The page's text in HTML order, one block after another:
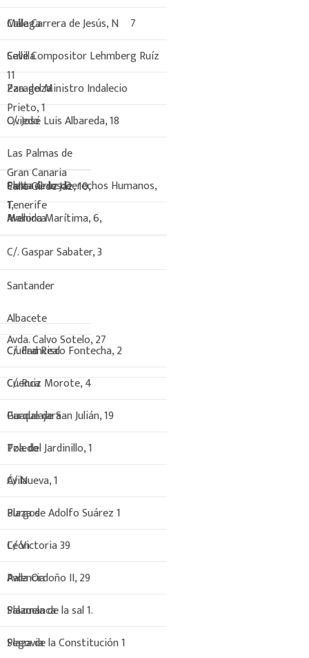
Calle Carrera de Jesús, Nº 7
Málaga
Calle Compositor Lehmberg Ruíz
11
Sevilla
Pza. del Ministro Indalecio
Prieto, 1
Zaragoza
C/. José Luis Albareda, 18
Oviedo
Calle Gil de Jaz, 10,
Las Palmas de
Gran Canaria
Plaza de los Derechos Humanos,
1,
Santa Cruz de
Tenerife
Avenida Marítima, 6,
Mallorca
C/. Gaspar Sabater, 3
Santander
Avda. Calvo Sotelo, 27
Albacete
C/. Francisco Fontecha, 2
Ciudad Real
C/. Ruiz Morote, 4
Cuenca
Parque de San Julián, 19
Guadalajara
Pza. del Jardinillo, 1
Toledo
C/ Nueva, 1
Ávila
Plaza de Adolfo Suárez 1
Burgos
C/ Victoria 39
León
Avda Ordoño II, 29
Palencia
Plazuela de la sal 1.
Salamanca
Plaza de la Constitución 1
Segovia